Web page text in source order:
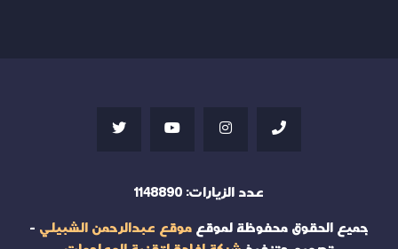
عدد الزيارات: 1148890
جميع الحقوق محفوظة لموقعموقع عبدالرحمن الشبيلي -